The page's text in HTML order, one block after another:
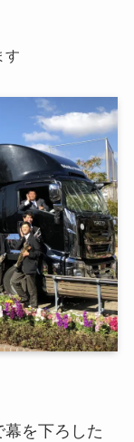
す
を下ろした